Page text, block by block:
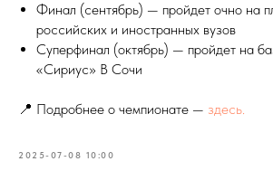
Финал (сентябрь) — пройдет очно на
российских и иностранных вузов
Суперфинал (октябрь) — пройдет на
«Сириус» В Сочи
📍 Подробнее о чемпионате — здесь.
2025-07-08 10:00